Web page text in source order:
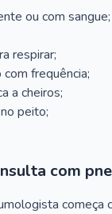
ou com sangue;
respirar;
frequência;
a cheiros;
peito;
com
começa